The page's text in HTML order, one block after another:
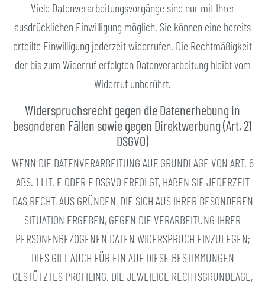
Viele Datenverarbeitungsvorgänge sind nur mit Ihrer
ausdrücklichen Einwilligung möglich. Sie können eine bereits
erteilte Einwilligung jederzeit widerrufen. Die Rechtmäßigkeit
der bis zum Widerruf erfolgten Datenverarbeitung bleibt vom
Widerruf unberührt.
Widerspruchsrecht gegen die Datenerhebung in
besonderen Fällen sowie gegen Direktwerbung (Art. 21
DSGVO)
WENN DIE DATENVERARBEITUNG AUF GRUNDLAGE VON ART. 6
ABS. 1 LIT. E ODER F DSGVO ERFOLGT, HABEN SIE JEDERZEIT
DAS RECHT, AUS GRÜNDEN, DIE SICH AUS IHRER BESONDEREN
SITUATION ERGEBEN, GEGEN DIE VERARBEITUNG IHRER
PERSONENBEZOGENEN DATEN WIDERSPRUCH EINZULEGEN;
DIES GILT AUCH FÜR EIN AUF DIESE BESTIMMUNGEN
GESTÜTZTES PROFILING. DIE JEWEILIGE RECHTSGRUNDLAGE,